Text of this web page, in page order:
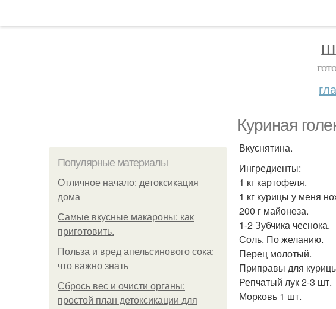
Куриная
Популярные материалы
Отличное начало: детоксикация
дома
Самые вкусные макароны: как
приготовить.
Польза и вред апельсинового сока:
что важно знать
Сбрось вес и очисти органы:
простой план детоксикации для
Вкуснятина.
Ингредиенты:
1 кг картофеля.
1 кг курицы у меня
200 г майонеза.
1-2 Зубчика чеснока.
Соль. По желанию.
Перец молотый.
Приправы для
Репчатый лук 2-3 шт.
Морковь 1 шт.